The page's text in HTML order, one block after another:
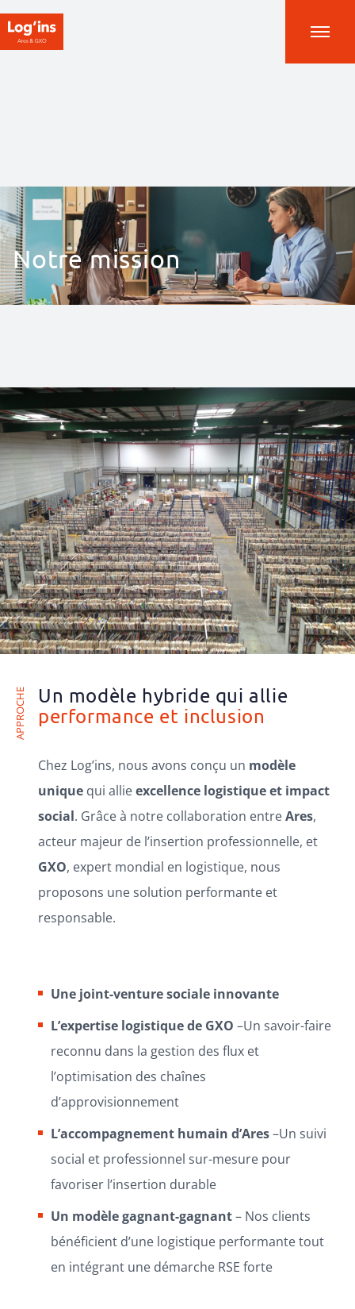
Notre mission
APPROCHE
Un modèle hybride qui allie
performance et inclusion
Chez Log’ins, nous avons conçu un modèle
unique qui allieexcellence logistique et impact
social. Grâce à notre collaboration entreAres,
acteur majeur de l’insertion professionnelle, et
GXO, expert mondial en logistique, nous
proposons une solution performante et
responsable.
Une joint-venture sociale innovante
L’expertise logistique de GXO –Un savoir-faire
reconnu dans la gestion des flux et
l’optimisation des chaînes
d’approvisionnement
L’accompagnement humain d’Ares–Un suivi
social et professionnel sur-mesure pour
favoriser l’insertion durable
Un modèle gagnant-gagnant– Nos clients
bénéficient d’une logistique performante tout
en intégrant une démarche RSE forte